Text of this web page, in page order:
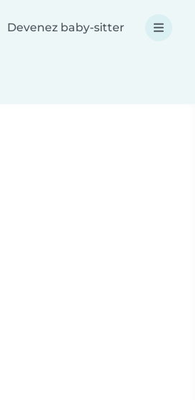
Devenez baby-sitter